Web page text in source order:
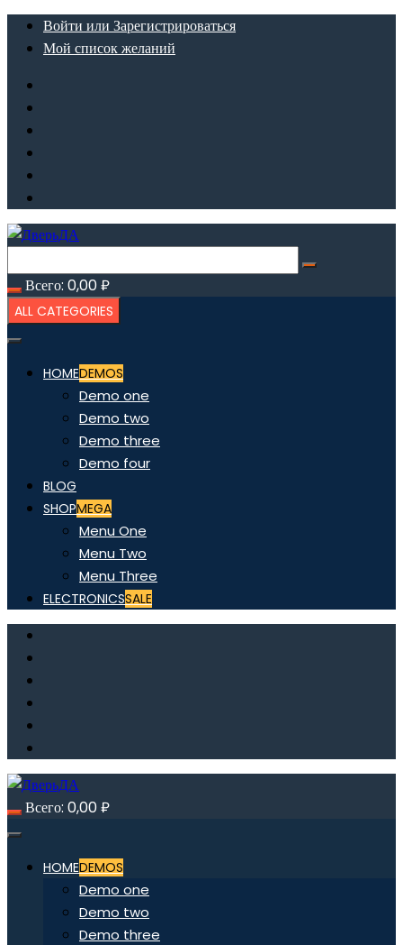
ПерейтиВойти или Зарегистрироваться
Мой список желаний
Всего: 0,00₽
ALL CATEGORIES
HOMEDEMOS
Demo one
Demo two
Demo three
Demo four
BLOG
SHOPMEGA
Menu One
Menu Two
Menu Three
ELECTRONICSSALE
Всего: 0,00₽
HOMEDEMOS
Demo one
Demo two
Demo three